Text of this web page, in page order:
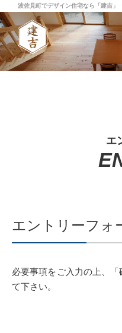
波佐見町でデザイン住宅なら「建吉」
エ
エントリーフォ
必要事項をご入力の上、
て下さい。